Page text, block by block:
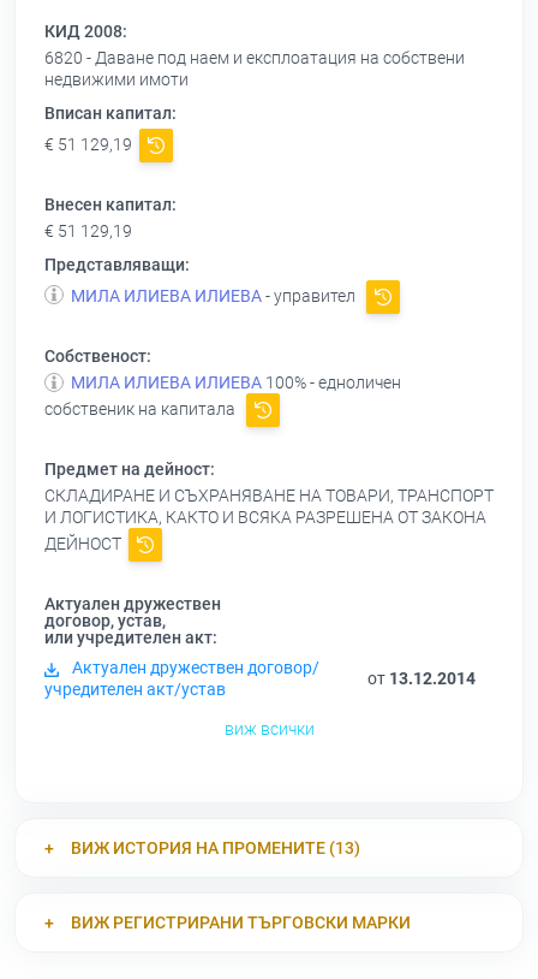
КИД 2008:
6820 - Даване под наем и експлоатация на собствени
недвижими имоти
Вписан капитал:
€ 51 129,19
Внесен капитал:
€ 51 129,19
Представляващи:
МИЛА ИЛИЕВА ИЛИЕВА- управител
Собственост:
МИЛА ИЛИЕВА ИЛИЕВА 100% - едноличен
собственик на капитала
Предмет на дейност:
СКЛАДИРАНЕ И СЪХРАНЯВАНЕ НА ТОВАРИ, ТРАНСПОРТ
И ЛОГИСТИКА, КАКТО И ВСЯКА РАЗРЕШЕНА ОТ ЗАКОНА
ДЕЙНОСТ
Актуален дружествен
договор, устав,
или учредителен акт:
Актуален дружествен договор/
учредителен акт/устав
от 13.12.2014
виж всички
ВИЖ ИСТОРИЯ НА ПРОМЕНИТЕ (13)
ВИЖ РЕГИСТРИРАНИ ТЪРГОВСКИ МАРКИ